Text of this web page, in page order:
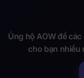
Ủng hộ AOW để
cho bạn nhiều